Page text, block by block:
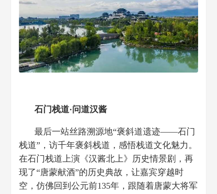
石门栈道·问道汉酱
最后一站丝路溯源地“褒斜道遗迹——石门
栈道”，访千年褒斜栈道，感悟栈道文化魅力。
在石门栈道上演《汉酱北上》历史情景剧，再
现了“唐蒙献酒”的历史典故，让嘉宾穿越时
空，仿佛回到公元前135年，跟随着唐蒙大将军